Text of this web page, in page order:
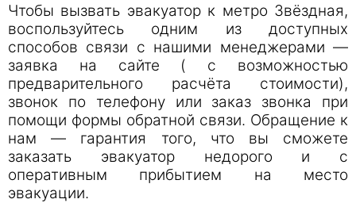
Чтобы вызвать эвакуатор к метро Звёздная,
воспользуйтесь одним из доступных
способов связи с нашими менеджерами —
заявка на сайте ( с возможностью
предварительного расчёта стоимости),
звонок по телефону или заказ звонка при
помощи формы обратной связи. Обращение к
нам — гарантия того, что вы сможете
заказать эвакуатор недорого и с
оперативным прибытием на место
эвакуации.